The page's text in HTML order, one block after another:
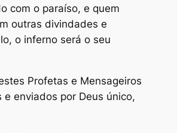
com o paraíso, e quem
outras divindades e
o inferno será o seu
Profetas e Mensageiros
e enviados por Deus único,